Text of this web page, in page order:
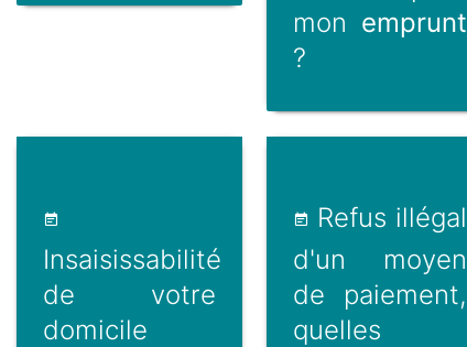
mon emprunt
?
Insaisissabilité
de votre
domicile
Refus illégal
d'un moyen
de paiement,
quelles